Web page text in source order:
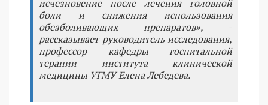
исчезновение после лечения головной
боли и снижения использования
обезболивающих препаратов», -
рассказывает руководитель исследования,
профессор кафедры госпитальной
терапии института клинической
медицины УГМУ Елена Лебедева.